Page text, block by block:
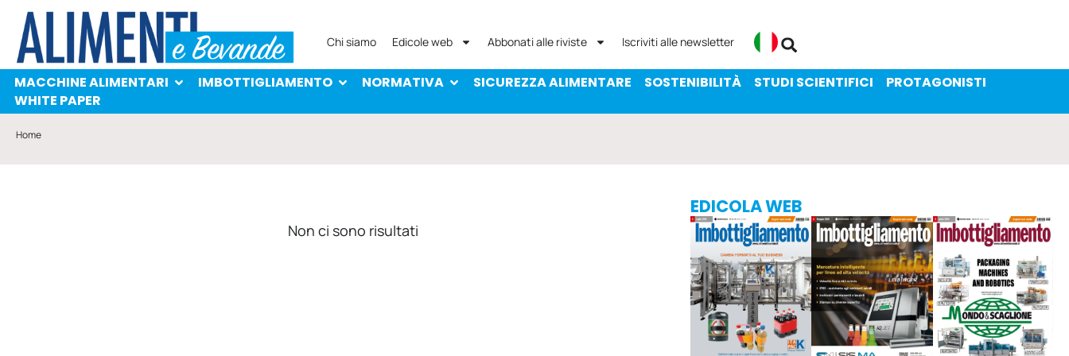
MACCHINE ALIMENTARI
PROTAGONISTI
WHITE PAPER
Chi siamo Edicole web Abbonati alle riviste Iscriviti alle newsletter
MACCHINE ALIMENTARI IMBOTTIGLIAMENTO NORMATIVA SICUREZZA ALIMENTARE SOSTENIBILITÀ STUDI SCIENTIFICI
PROTAGONISTI
WHITE PAPER
Home
Non ci sono risultati
EDICOLA WEB